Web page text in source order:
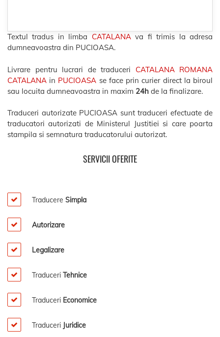
Textul tradus in limba CATALANAva fi trimis la adresa
dumneavoastra din PUCIOASA.
Livrare pentru lucrari de traduceri CATALANA ROMANA
CATALANA in PUCIOASA se face prin curier direct la biroul
sau locuita dumneavoastra in maxim 24h de la finalizare.
Traduceri autorizate PUCIOASA sunt traduceri efectuate de
traducatori autorizati de Ministerul Justitiei si care poarta
stampila si semnatura traducatorului autorizat.
SERVICII OFERITE
Traducere Simpla
Autorizare
Legalizare
Traduceri Tehnice
Traduceri Economice
Traduceri Juridice